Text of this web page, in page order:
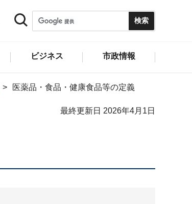
ビジネス 市政情報
医薬品・食品・健康食品等の定義
最終更新日 2026年4月1日